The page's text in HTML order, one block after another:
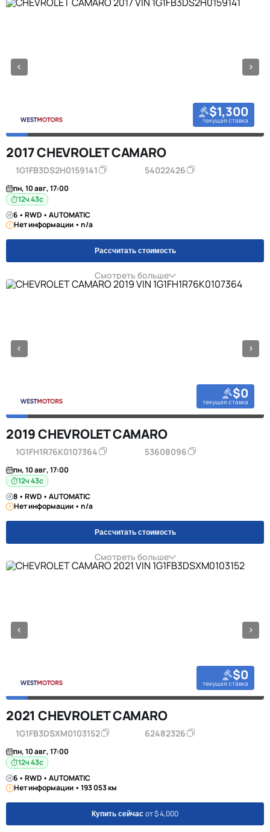
$1,300
текущая ставка
2017 CHEVROLET CAMARO
1G1FB3DS2H0159141 54022426
пн, 10 авг, 17:00
12ч 42с
6 • RWD • AUTOMATIC
Нет информации • n/a
Рассчитать стоимость
Смотреть больше
$0
текущая ставка
2019 CHEVROLET CAMARO
1G1FH1R76K0107364 53608096
пн, 10 авг, 17:00
12ч 42с
8 • RWD • AUTOMATIC
Нет информации • n/a
Рассчитать стоимость
Смотреть больше
$0
текущая ставка
2021 CHEVROLET CAMARO
1G1FB3DSXM0103152 62482326
пн, 10 авг, 17:00
12ч 42с
6 • RWD • AUTOMATIC
Нет информации • 193 053 км
Купить сейчас от $ 4,000